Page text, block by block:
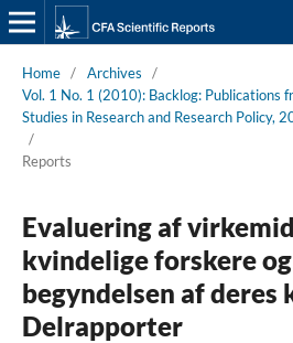
Home / Archives
/
Vol. 1 No. 1 (2010): Backlog: Publications
Studies in Research and Research Policy,
/
Reports
Evaluering af
kvindelige forskere
begyndelsen af
Delrapporter